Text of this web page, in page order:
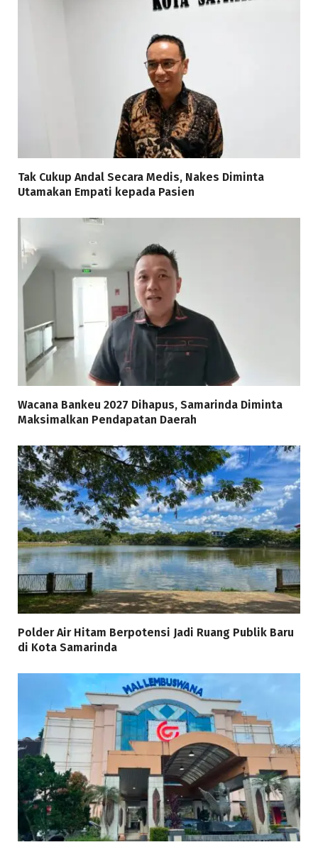
Tak Cukup Andal Secara Medis, Nakes Diminta
Utamakan Empati kepada Pasien
Wacana Bankeu 2027 Dihapus, Samarinda Diminta
Maksimalkan Pendapatan Daerah
Polder Air Hitam Berpotensi Jadi Ruang Publik Baru
di Kota Samarinda